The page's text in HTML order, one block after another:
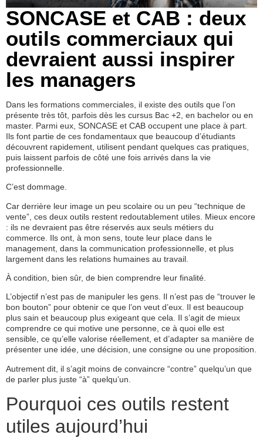
SONCASE et CAB : deux
outils commerciaux qui
devraient aussi inspirer
les managers
Dans les formations commerciales, il existe des outils que l’on
présente très tôt, parfois dès les cursus Bac +2, en bachelor ou en
master. Parmi eux, SONCASE et CAB occupent une place à part.
Ils font partie de ces fondamentaux que beaucoup d’étudiants
découvrent rapidement, utilisent pendant quelques cas pratiques,
puis laissent parfois de côté une fois arrivés dans la vie
professionnelle.
C’est dommage.
Car derrière leur image un peu scolaire ou un peu “technique de
vente”, ces deux outils restent redoutablement utiles. Mieux encore
: ils ne devraient pas être réservés aux seuls métiers du
commerce. Ils ont, à mon sens, toute leur place dans le
management, dans la communication professionnelle, et plus
largement dans les relations humaines au travail.
À condition, bien sûr, de bien comprendre leur finalité.
L’objectif n’est pas de manipuler les gens. Il n’est pas de “trouver le
bon bouton” pour obtenir ce que l’on veut d’eux. Il est beaucoup
plus sain et beaucoup plus exigeant que cela. Il s’agit de mieux
comprendre ce qui motive une personne, ce à quoi elle est
sensible, ce qu’elle valorise réellement, et d’adapter sa manière de
présenter une idée, une décision, une consigne ou une proposition.
Autrement dit, il s’agit moins de convaincre “contre” quelqu’un que
de parler plus juste “à” quelqu’un.
Pourquoi ces outils restent
utiles aujourd’hui